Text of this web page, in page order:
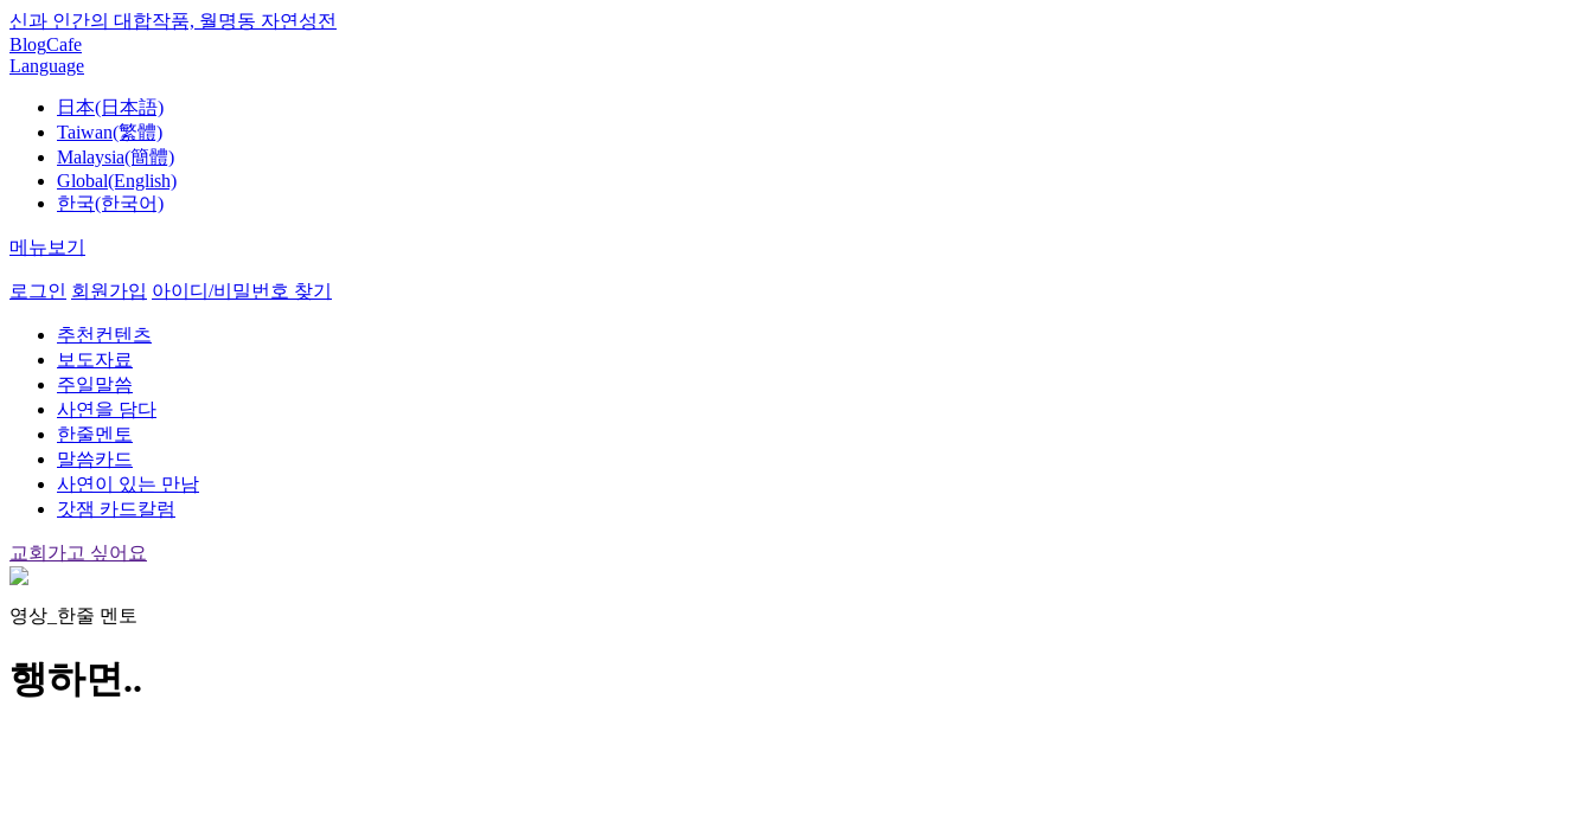
신과 인간의 대합작품, 월명동 자연성전
BlogCafe
Language
日本(日本語)
Taiwan(繁體)
Malaysia(簡體)
Global(English)
한국(한국어)
메뉴보기
로그인 회원가입 아이디/비밀번호 찾기
추천컨텐츠
보도자료
주일말씀
사연을 담다
한줄멘토
말씀카드
사연이 있는 만남
갓잼 카드칼럼
교회가고 싶어요
영상_한줄 멘토
행하면..